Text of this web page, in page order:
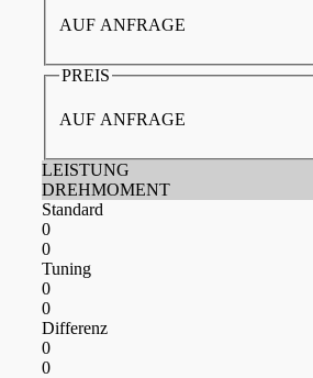
AUF ANFRAGE
PREIS
AUF ANFRAGE
LEISTUNG
DREHMOMENT
Standard
0
0
Tuning
0
0
Differenz
0
0